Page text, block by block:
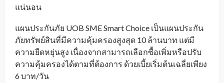
แน่นอน
แผนประกันภัย UOB SME Smart Choice เป็นแผนประกัน
ภัยทรัพย์สินที่มีความคุ้มครองสูงสุด 10 ล้านบาท แต่มี
ความยืดหยุ่นสูง เนื่องจากสามารถเลือกซื้อเพิ่มหรือปรับ
ความคุ้มครองได้ตามที่ต้องการ ด้วยเบี้ยเริ่มต้นเฉลี่ยเพียง
6 บาท/วัน